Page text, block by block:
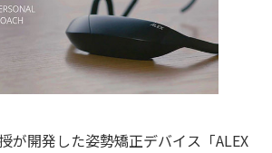
が開発した姿勢矯正デバイス「ALEX